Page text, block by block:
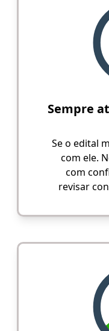
Sempre
Se o edital
com ele.
com
revisar